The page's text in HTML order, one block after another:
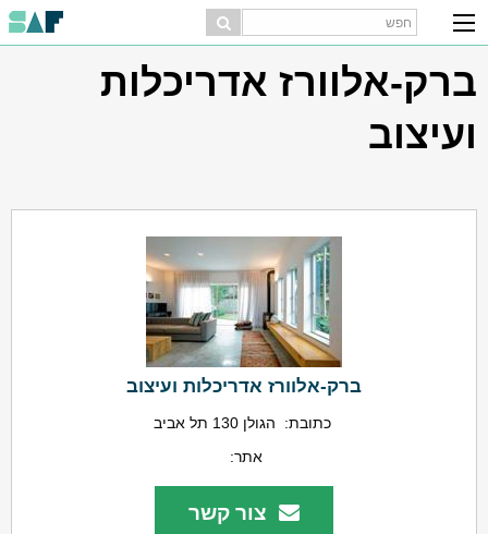
ברק-אלוורז אדריכלות
ועיצוב
ברק-אלוורז אדריכלות ועיצוב
כתובת:
הגולן 130 תל אביב
אתר:
צור קשר